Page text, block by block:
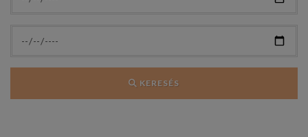
KERESÉS